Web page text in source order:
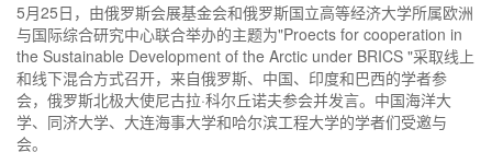
5月25日，由俄罗斯会展基金会和俄罗斯国立高等经济大学所属欧洲
与国际综合研究中心联合举办的主题为"Proects for cooperation in
the Sustainable Development of the Arctic under BRICS "采取线上
和线下混合方式召开，来自俄罗斯、中国、印度和巴西的学者参
会，俄罗斯北极大使尼古拉·科尔丘诺夫参会并发言。中国海洋大
学、同济大学、大连海事大学和哈尔滨工程大学的学者们受邀与
会。